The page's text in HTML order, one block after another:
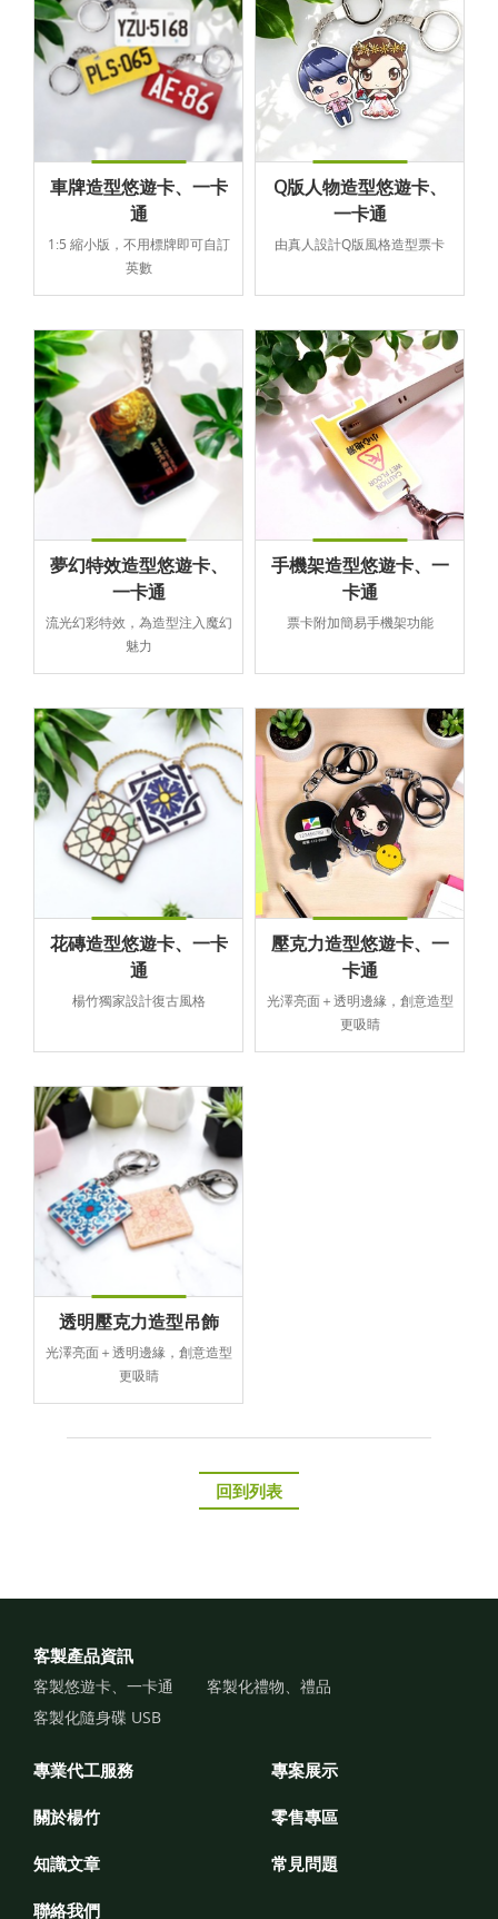
車牌造型悠遊卡、一卡
通
1:5 縮小版，不用標牌即可自訂
英數
Q版人物造型悠遊卡、
一卡通
由真人設計Q版風格造型票卡
夢幻特效造型悠遊卡、
一卡通
流光幻彩特效，為造型注入魔幻
魅力
手機架造型悠遊卡、一
卡通
票卡附加簡易手機架功能
花磚造型悠遊卡、一卡
通
楊竹獨家設計復古風格
壓克力造型悠遊卡、一
卡通
光澤亮面＋透明邊緣，創意造型
更吸睛
透明壓克力造型吊飾
光澤亮面＋透明邊緣，創意造型
更吸睛
回到列表
客製產品資訊
客製悠遊卡、一卡通
客製化禮物、禮品
客製化隨身碟 USB
專業代工服務 專案展示
關於楊竹 零售專區
知識文章 常見問題
聯絡我們